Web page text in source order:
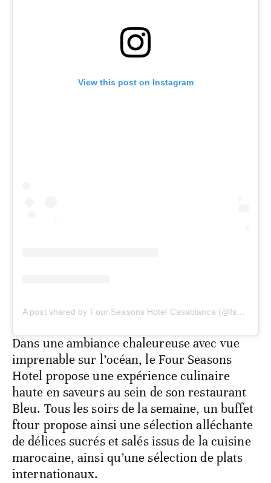
View this post on Instagram
A post shared by Four Seasons Hotel Casablanca (@fscasablanca)
Dans une ambiance chaleureuse avec vue
imprenable sur l’océan, le Four Seasons
Hotel propose une expérience culinaire
haute en saveurs au sein de son restaurant
Bleu. Tous les soirs de la semaine, un buffet
ftour propose ainsi une sélection alléchante
de délices sucrés et salés issus de la cuisine
marocaine, ainsi qu’une sélection de plats
internationaux.